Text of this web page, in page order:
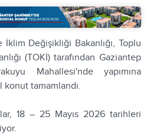
Değişikliği Bakanlığı, Toplu
(TOKİ) tarafından Gaziantep
Mahallesi'nde yapımına
konut tamamlandı.
18 – 25 Mayıs 2026 tarihleri